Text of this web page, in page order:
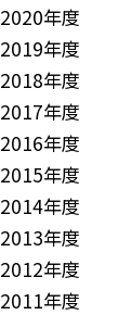
2020年度
2019年度
2018年度
2017年度
2016年度
2015年度
2014年度
2013年度
2012年度
2011年度